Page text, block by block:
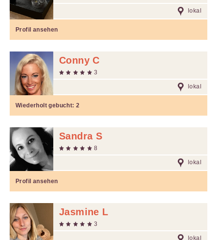
lokal
Profil ansehen
Conny C
3
lokal
Wiederholt gebucht:2
Sandra S
8
lokal
Profil ansehen
Jasmine L
3
lokal